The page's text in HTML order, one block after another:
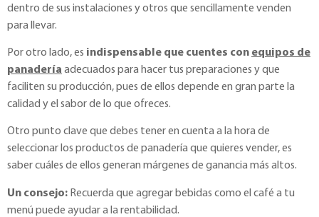
dentro de sus instalaciones y otros que sencillamente venden
para llevar.
Por otro lado, es indispensable que cuentes con equipos de
panadería adecuados para hacer tus preparaciones y que
faciliten su producción, pues de ellos depende en gran parte la
calidad y el sabor de lo que ofreces.
Otro punto clave que debes tener en cuenta a la hora de
seleccionar los productos de panadería que quieres vender, es
saber cuáles de ellos generan márgenes de ganancia más altos.
Un consejo: Recuerda que agregar bebidas como el café a tu
menú puede ayudar a la rentabilidad.